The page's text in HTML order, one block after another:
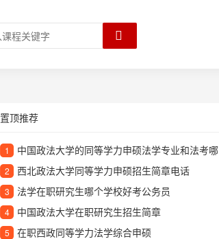
置顶推荐
1 中国政法大学的同等学力申硕法学专业和法考哪个更难
2 西北政法大学同等学力申硕招生简章电话
3 法学在职研究生哪个学校好考公务员
4 中国政法大学在职研究生招生简章
5 在职西政同等学力法学综合申硕